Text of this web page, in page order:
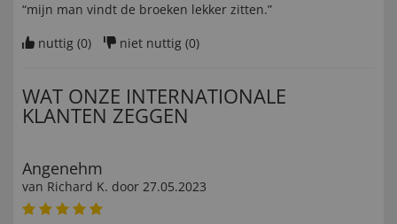
“mijn man vindt de broeken lekker zitten.”
nuttig (0) niet nuttig (0)
WAT ONZE INTERNATIONALE
KLANTEN ZEGGEN
Angenehm
van Richard K. door 27.05.2023